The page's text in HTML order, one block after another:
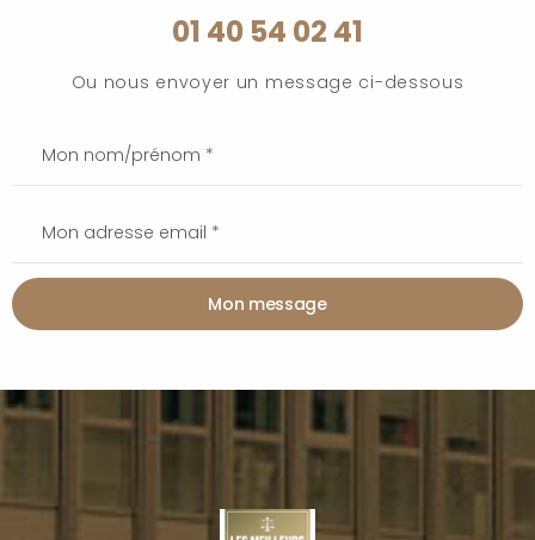
01 40 54 02 41
Ou nous envoyer un message ci-dessous
Mon message